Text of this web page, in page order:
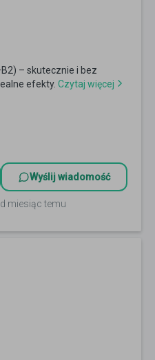
– skutecznie i bez
efekty. Czytaj więcej
Wyślij wiadomość
miesiąc temu